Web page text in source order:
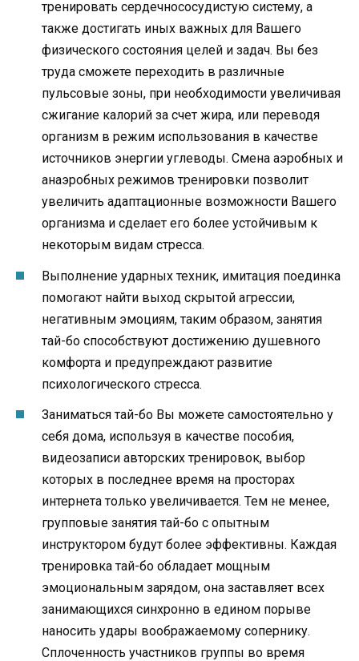
тренировать сердечнососудистую систему, а
также достигать иных важных для Вашего
физического состояния целей и задач. Вы без
труда сможете переходить в различные
пульсовые зоны, при необходимости увеличивая
сжигание калорий за счет жира, или переводя
организм в режим использования в качестве
источников энергии углеводы. Смена аэробных и
анаэробных режимов тренировки позволит
увеличить адаптационные возможности Вашего
организма и сделает его более устойчивым к
некоторым видам стресса.
Выполнение ударных техник, имитация поединка
помогают найти выход скрытой агрессии,
негативным эмоциям, таким образом, занятия
тай-бо способствуют достижению душевного
комфорта и предупреждают развитие
психологического стресса.
Заниматься тай-бо Вы можете самостоятельно у
себя дома, используя в качестве пособия,
видеозаписи авторских тренировок, выбор
которых в последнее время на просторах
интернета только увеличивается. Тем не менее,
групповые занятия тай-бо с опытным
инструктором будут более эффективны. Каждая
тренировка тай-бо обладает мощным
эмоциональным зарядом, она заставляет всех
занимающихся синхронно в едином порыве
наносить удары воображаемому сопернику.
Сплоченность участников группы во время